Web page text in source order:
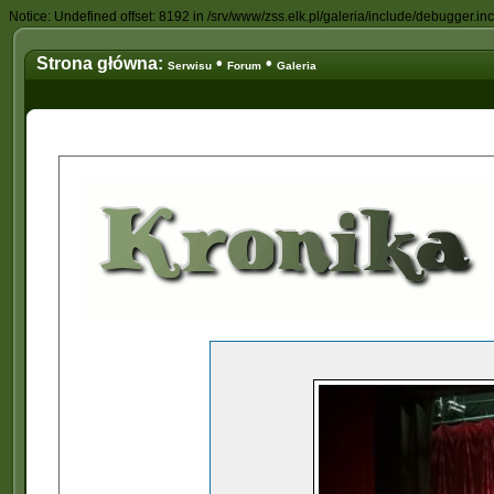
Notice: Undefined offset: 8192 in /srv/www/zss.elk.pl/galeria/include/
Strona główna: Serwisu • Forum • Galeria